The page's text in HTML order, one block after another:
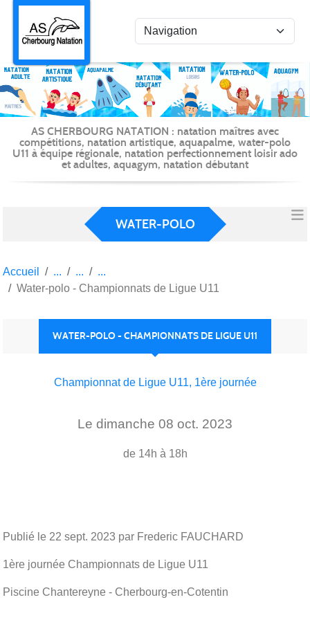
AS CHERBOURG NATATION : natation maîtres avec
compétitions, natation artistique, aquapalme, water-polo
U11 à équipe régionale, natation perfectionnement loisir ado
et adultes, aquagym, natation débutant
WATER-POLO
Accueil
Water-polo - Championnats de Ligue U11
WATER-POLO - CHAMPIONNATS DE LIGUE U11
Championnat de Ligue U11, 1ère journée
Le dimanche 08 oct. 2023
de 14h à 18h
Publié le 22 sept. 2023 par Frederic FAUCHARD
1ère journée Championnats de Ligue U11
Piscine Chantereyne - Cherbourg-en-Cotentin
Panneau de gestion des cookies